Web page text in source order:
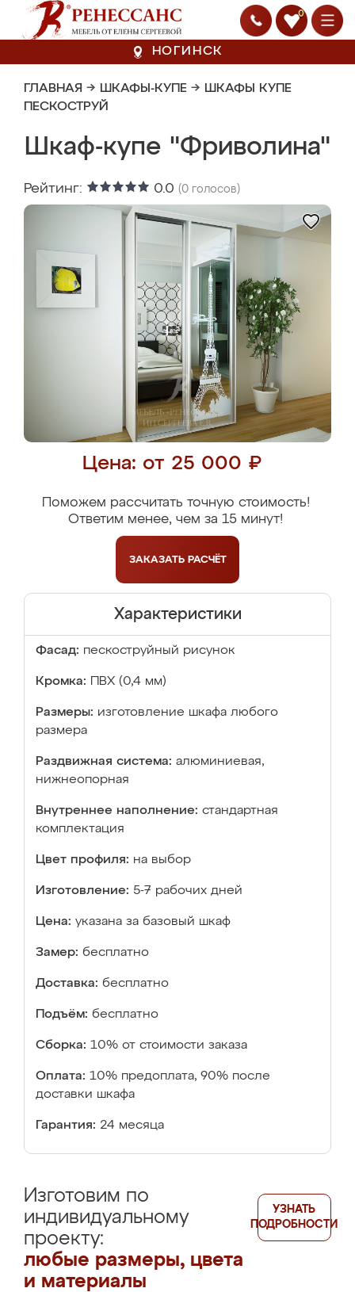
0
НОГИНСК
ГЛАВНАЯ → ШКАФЫ-КУПЕ → ШКАФЫ КУПЕ
ПЕСКОСТРУЙ
Шкаф-купе "Фриволина"
Рейтинг: 0.0 (0 голосов)
Цена: от 25 000 ₽
Поможем рассчитать точную стоимость!
Ответим менее, чем за 15 минут!
ЗАКАЗАТЬ РАСЧЁТ
Характеристики
Фасад: пескоструйный рисунок
Кромка: ПВХ (0,4 мм)
Размеры: изготовление шкафа любого
размера
Раздвижная система: алюминиевая,
нижнеопорная
Внутреннее наполнение: стандартная
комплектация
Цвет профиля: на выбор
Изготовление: 5-7 рабочих дней
Цена: указана за базовый шкаф
Замер: бесплатно
Доставка: бесплатно
Подъём: бесплатно
Сборка: 10% от стоимости заказа
Оплата: 10% предоплата, 90% после
доставки шкафа
Гарантия: 24 месяца
Изготовим по
индивидуальному
проекту:
любые размеры, цвета
и материалы
УЗНАТЬ
ПОДРОБНОСТИ